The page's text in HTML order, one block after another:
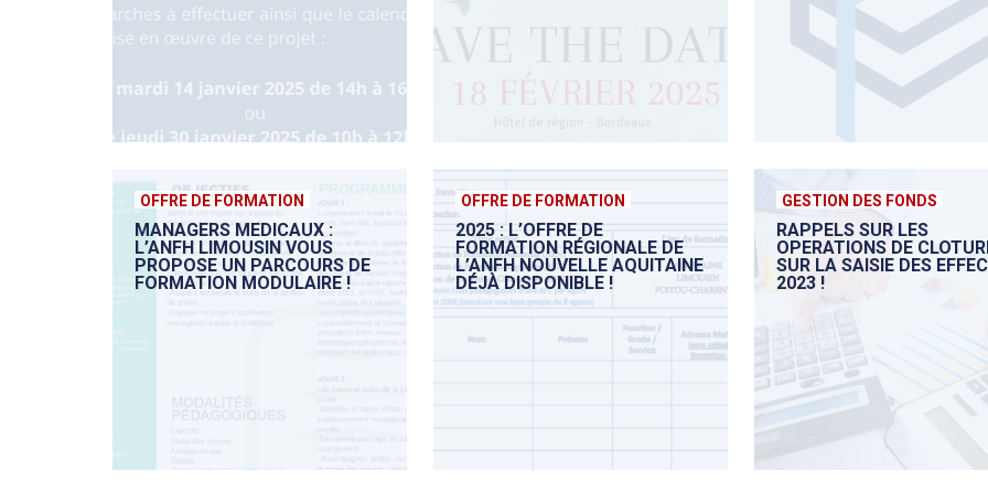
OFFRE DE FORMATION
MANAGERS MEDICAUX :
L’ANFH LIMOUSIN VOUS
PROPOSE UN PARCOURS DE
FORMATION MODULAIRE !
OFFRE DE FORMATION
2025 : L’OFFRE DE
FORMATION RÉGIONALE DE
L’ANFH NOUVELLE AQUITAINE
DÉJÀ DISPONIBLE !
GESTION DES FONDS
RAPPELS SUR LES
OPERATIONS DE
SUR LA SAISIE DES
2023 !